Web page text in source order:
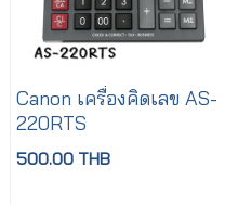
Canon เครื่องคิดเลข AS-
220RTS
500.00 THB